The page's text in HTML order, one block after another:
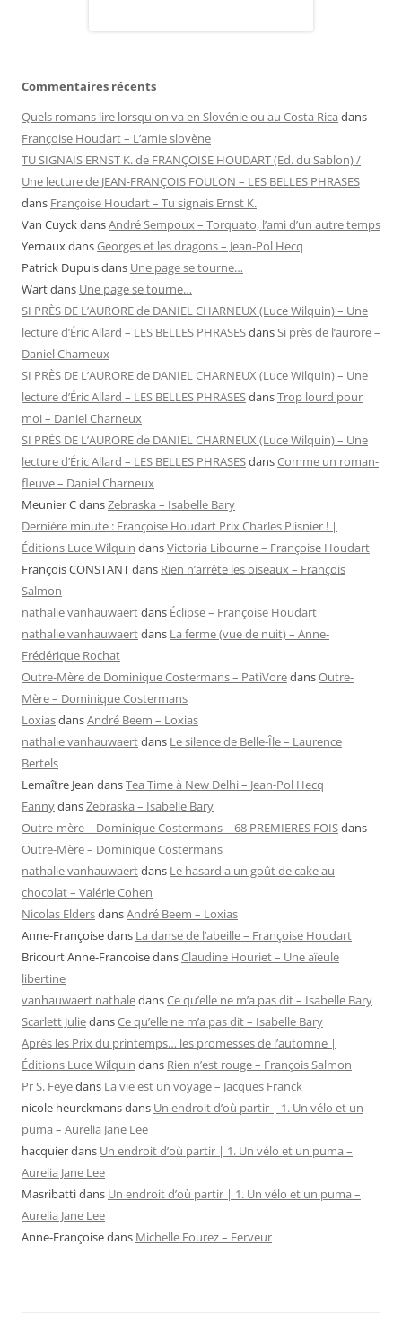
Commentaires récents
Quels romans lire lorsqu'on va en Slovénie ou au Costa Rica dans
Françoise Houdart – L’amie slovène
TU SIGNAIS ERNST K. de FRANÇOISE HOUDART (Ed. du Sablon) /
Une lecture de JEAN-FRANÇOIS FOULON – LES BELLES PHRASES
dans Françoise Houdart – Tu signais Ernst K.
Van CuyckdansAndré Sempoux – Torquato, l’ami d’un autre temps
YernauxdansGeorges et les dragons – Jean-Pol Hecq
Patrick Dupuisdans Une page se tourne…
Wartdans Une page se tourne…
SI PRÈS DE L’AURORE de DANIEL CHARNEUX (Luce Wilquin) – Une
lecture d’Éric Allard – LES BELLES PHRASESdansSi près de l’aurore –
Daniel Charneux
SI PRÈS DE L’AURORE de DANIEL CHARNEUX (Luce Wilquin) – Une
lecture d’Éric Allard – LES BELLES PHRASESdansTrop lourd pour
moi – Daniel Charneux
SI PRÈS DE L’AURORE de DANIEL CHARNEUX (Luce Wilquin) – Une
lecture d’Éric Allard – LES BELLES PHRASESdansComme un roman-
fleuve – Daniel Charneux
Meunier CdansZebraska – Isabelle Bary
Dernière minute : Françoise Houdart Prix Charles Plisnier ! |
Éditions Luce Wilquin dansVictoria Libourne – Françoise Houdart
François CONSTANTdans Rien n’arrête les oiseaux – François
Salmon
nathalie vanhauwaertdans Éclipse – Françoise Houdart
nathalie vanhauwaertdans La ferme (vue de nuit) – Anne-
Frédérique Rochat
Outre-Mère de Dominique Costermans – PatiVoredansOutre-
Mère – Dominique Costermans
LoxiasdansAndré Beem – Loxias
nathalie vanhauwaertdans Le silence de Belle-Île – Laurence
Bertels
Lemaître Jean dansTea Time à New Delhi – Jean-Pol Hecq
FannydansZebraska – Isabelle Bary
Outre-mère – Dominique Costermans – 68 PREMIERES FOISdans
Outre-Mère – Dominique Costermans
nathalie vanhauwaertdans Le hasard a un goût de cake au
chocolat – Valérie Cohen
Nicolas EldersdansAndré Beem – Loxias
Anne-Françoisedans La danse de l’abeille – Françoise Houdart
Bricourt Anne-FrancoisedansClaudine Houriet – Une aïeule
libertine
vanhauwaert nathaledansCe qu’elle ne m’a pas dit – Isabelle Bary
Scarlett JuliedansCe qu’elle ne m’a pas dit – Isabelle Bary
Après les Prix du printemps… les promesses de l’automne |
Éditions Luce Wilquin dans Rien n’est rouge – François Salmon
Pr S. Feyedans La vie est un voyage – Jacques Franck
nicole heurckmansdans Un endroit d’où partir | 1. Un vélo et un
puma – Aurelia Jane Lee
hacquierdans Un endroit d’où partir | 1. Un vélo et un puma –
Aurelia Jane Lee
Masribattidans Un endroit d’où partir | 1. Un vélo et un puma –
Aurelia Jane Lee
Anne-Françoisedans Michelle Fourez – Ferveur